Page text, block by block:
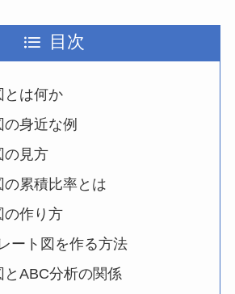
目次
とは何か
身近な例
の見方
の累積比率とは
の作り方
ート図を作る方法
とABC分析の関係